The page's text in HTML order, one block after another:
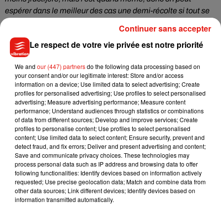
espérer dans le meilleur des cas une demi-récolte si tout se
Écouter le podcast
Un phénomène de plus en plus récurrent
A quoi est dû cet épisode de gel, inhabituel un mois d’avril ?
Pour Frédéric Gueguen,le dérèglement climatiqueest en
cause.« On n’a plus d’hiver, et des printemps assez
chaotiques, avec parfois des températures estivales comme
la semaine dernière » , explique le viticulteur. La végétation
s’est donc éveillée,bien plus qu’elle n’aurait dû l’être, avant
d’être stoppée net par le gel cette semaine. Des
Le respect de votre vie privée est notre priorité
We and our (447) partnersdo the following data processing based on
your consent and/or our legitimate interest: Store and/or access
information on a device; Use limited data to select advertising; Create
profiles for personalised advertising; Use profiles to select personalised
advertising; Measure advertising performance; Measure content
performance; Understand audiences through statistics or combinations
of data from different sources; Develop and improve services; Create
profiles to personalise content; Use profiles to select personalised
content; Use limited data to select content; Ensure security, prevent and
detect fraud, and fix errors; Deliver and present advertising and content;
Save and communicate privacy choices. These technologies may
process personal data such as IP address and browsing data to offer
following functionalities: Identify devices based on information actively
requested; Use precise geolocation data; Match and combine data from
other data sources; Link different devices; Identify devices based on
information transmitted automatically.
Continuer sans accepter